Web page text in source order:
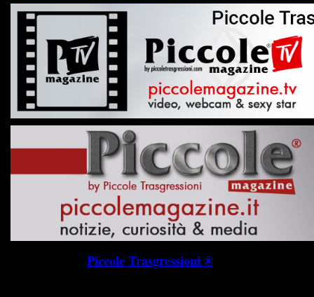
Piccole Trasgressioni ®